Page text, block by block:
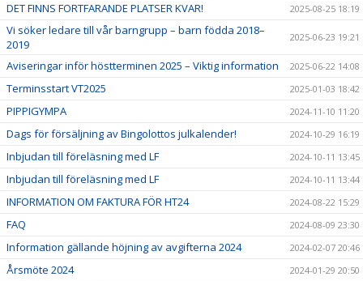
DET FINNS FORTFARANDE PLATSER KVAR! 2025-08-25 18:19
Vi söker ledare till vår barngrupp – barn födda 2018–
2019
2025-06-23 19:21
Aviseringar inför höstterminen 2025 – Viktig information 2025-06-22 14:08
Terminsstart VT2025 2025-01-03 18:42
PIPPIGYMPA 2024-11-10 11:20
Dags för försäljning av Bingolottos julkalender! 2024-10-29 16:19
Inbjudan till föreläsning med LF 2024-10-11 13:45
Inbjudan till föreläsning med LF 2024-10-11 13:44
INFORMATION OM FAKTURA FÖR HT24 2024-08-22 15:29
FAQ 2024-08-09 23:30
Information gällande höjning av avgifterna 2024 2024-02-07 20:46
Årsmöte 2024 2024-01-29 20:50